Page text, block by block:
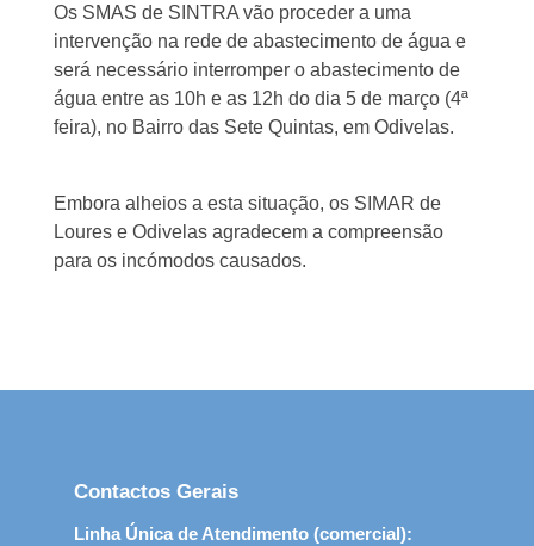
Os SMAS de SINTRA vão proceder a uma
intervenção na rede de abastecimento de água e
será necessário interromper o abastecimento de
água entre as 10h e as 12h do dia 5 de março (4ª
feira), no Bairro das Sete Quintas, em Odivelas.
Embora alheios a esta situação, os SIMAR de
Loures e Odivelas agradecem a compreensão
para os incómodos causados.
Contactos Gerais
Linha Única de Atendimento (comercial):